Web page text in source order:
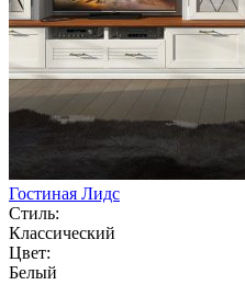
Гостиная Лидс
Стиль:
Классический
Цвет:
Белый